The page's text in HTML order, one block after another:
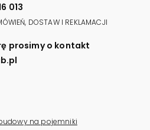
013
DOSTAW I REKLAMACJI
prosimy o kontakt
na pojemniki